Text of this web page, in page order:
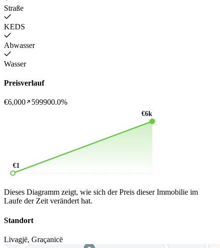
Straße
KEDS
Abwasser
Wasser
Preisverlauf
€6,000 599900.0%
€1
€6k
Dieses Diagramm zeigt, wie sich der Preis dieser Immobilie im
Laufe der Zeit verändert hat.
Standort
Livagjë, Graçanicë